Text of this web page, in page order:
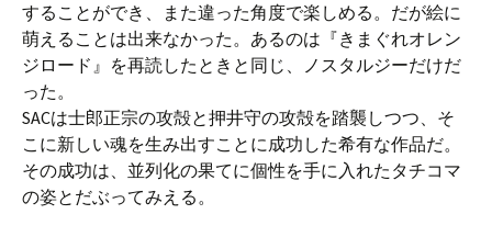
することができ、また違った角度で楽しめる。だが絵に
萌えることは出来なかった。あるのは『きまぐれオレン
ジロード』を再読したときと同じ、ノスタルジーだけだ
った。
SACは士郎正宗の攻殻と押井守の攻殻を踏襲しつつ、そ
こに新しい魂を生み出すことに成功した希有な作品だ。
その成功は、並列化の果てに個性を手に入れたタチコマ
の姿とだぶってみえる。